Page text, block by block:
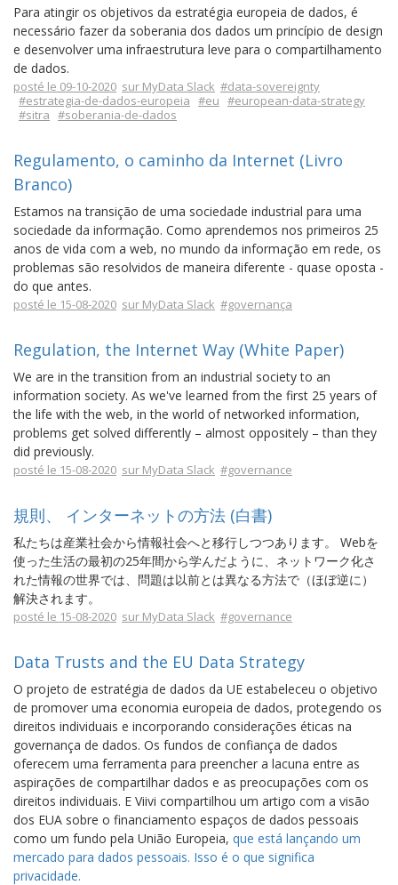
Para atingir os objetivos da estratégia europeia de dados, é
necessário fazer da soberania dos dados um princípio de design
e desenvolver uma infraestrutura leve para o compartilhamento
de dados.
posté le 09-10-2020 sur MyData Slack #data-sovereignty
#estrategia-de-dados-europeia #eu #european-data-strategy
#sitra #soberania-de-dados
Regulamento, o caminho da Internet (Livro
Branco)
Estamos na transição de uma sociedade industrial para uma
sociedade da informação. Como aprendemos nos primeiros 25
anos de vida com a web, no mundo da informação em rede, os
problemas são resolvidos de maneira diferente - quase oposta -
do que antes.
posté le 15-08-2020 sur MyData Slack #governança
Regulation, the Internet Way (White Paper)
We are in the transition from an industrial society to an
information society. As we've learned from the first 25 years of
the life with the web, in the world of networked information,
problems get solved differently – almost oppositely – than they
did previously.
posté le 15-08-2020 sur MyData Slack #governance
規則、 インターネットの方法 (白書)
私たちは産業社会から情報社会へと移行しつつあります。 Webを
使った生活の最初の25年間から学んだように、ネットワーク化さ
れた情報の世界では、問題は以前とは異なる方法で（ほぼ逆に）
解決されます。
posté le 15-08-2020 sur MyData Slack #governance
Data Trusts and the EU Data Strategy
O projeto de estratégia de dados da UE estabeleceu o objetivo
de promover uma economia europeia de dados, protegendo os
direitos individuais e incorporando considerações éticas na
governança de dados. Os fundos de confiança de dados
oferecem uma ferramenta para preencher a lacuna entre as
aspirações de compartilhar dados e as preocupações com os
direitos individuais. E Viivi compartilhou um artigo com a visão
dos EUA sobre o financiamento espaços de dados pessoais
como um fundo pela União Europeia, que está lançando um
mercado para dados pessoais. Isso é o que significa
privacidade.